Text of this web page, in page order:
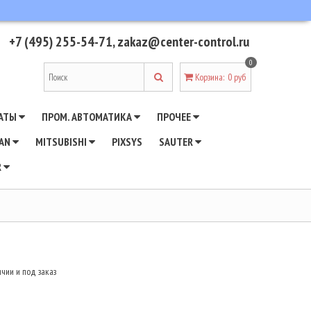
+7 (495) 255-54-71,zakaz@center-control.ru
Корзина:
0
0 руб
ПРОМ. АВТОМАТИКА
ПРОЧЕЕ
MITSUBISHI PIXSYS
SAUTER
и под заказ